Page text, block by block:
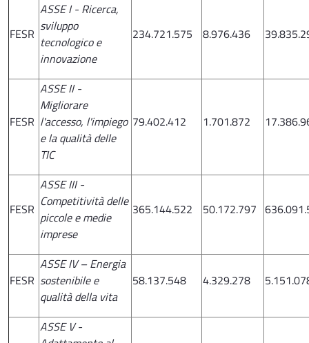
FESR
ASSE I - Ricerca,
sviluppo
tecnologico e
innovazione
234.721.575 8.976.436
FESR
ASSE II -
Migliorare
l'accesso, l'impiego
e la qualità delle
TIC
79.402.412 1.701.872
FESR
ASSE III -
Competitività delle
piccole e medie
imprese
365.144.522 50.172.797
FESR
ASSE IV – Energia
sostenibile e
qualità della vita
58.137.548 4.329.278
ASSE V -